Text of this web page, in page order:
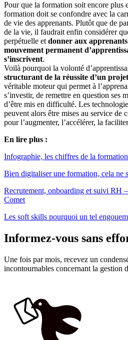
Pour que la formation soit encore plus
formation doit se confondre avec la
de vie des apprenants. Plutôt que de
de la vie, il faudrait enfin considérer
perpétuelle et donner aux
mouvement permanent
s’inscrivent.
Voilà pourquoi la volonté
structurant de la réussite d’un
véritable moteur qui permet à
s’investir, de remettre en question ses
d’être mis en difficulté. Les
peuvent alors être mises au service de
pour l’augmenter, l’accélérer, la
En lire plus :
Infographie, les chiffres de la
Bien digitaliser une formation, cela ne
Recrutement, onboarding et suivi RH
Comet
Les soft skills pourquoi un tel
Informez-vous sans
Une fois par mois, recevez un
incontournables concernant la gestion